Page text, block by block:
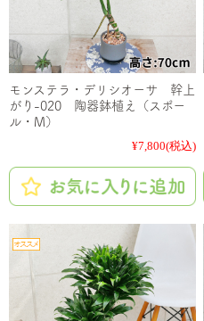
モンステラ・デリシオーサ 幹上
がり-020 陶器鉢植え（スポー
ル・M）
¥7,800(税込)